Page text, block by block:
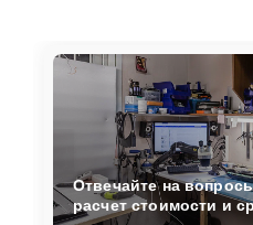
Отвечайте на
расчет стоимости и